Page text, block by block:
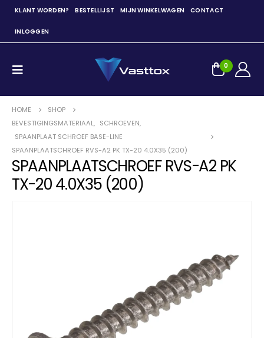
KLANT WORDEN? BESTELLIJST MIJN WINKELWAGEN CONTACT
INLOGGEN
0
HOME
SHOP
BEVESTIGINGSMATERIAAL, SCHROEVEN,
SPAANPLAAT SCHROEF BASE-LINE
SPAANPLAATSCHROEF RVS-A2 PK TX-20 4.0X35 (200)
SPAANPLAATSCHROEF RVS-A2 PK
TX-20 4.0X35 (200)